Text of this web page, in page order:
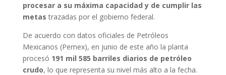
procesar a su máxima capacidad y de cumplir las
metas trazadas por el gobierno federal.
De acuerdo con datos oficiales de Petróleos
Mexicanos (Pemex), en junio de este año la planta
procesó 191 mil 585 barriles diarios de petróleo
crudo, lo que representa su nivel más alto a la fecha.